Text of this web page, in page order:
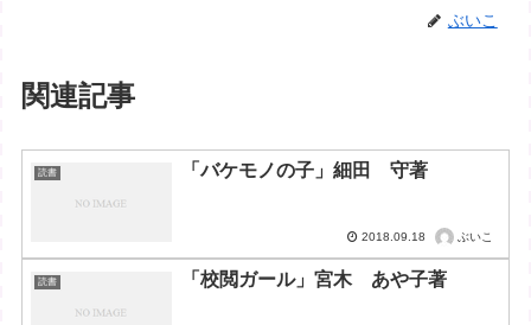
ぶいこ
関連記事
読書 「バケモノの子」細田 守著
2018.09.18 ぶいこ
読書 「校閲ガール」宮木 あや子著